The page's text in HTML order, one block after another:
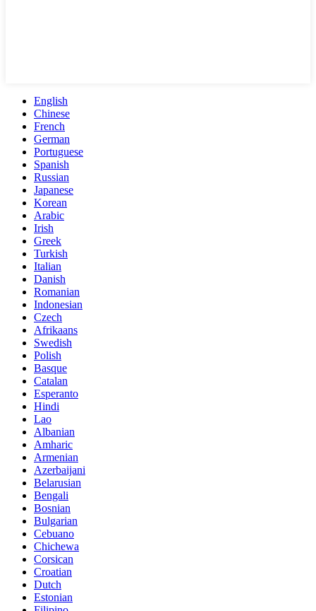
English
Chinese
French
German
Portuguese
Spanish
Russian
Japanese
Korean
Arabic
Irish
Greek
Turkish
Italian
Danish
Romanian
Indonesian
Czech
Afrikaans
Swedish
Polish
Basque
Catalan
Esperanto
Hindi
Lao
Albanian
Amharic
Armenian
Azerbaijani
Belarusian
Bengali
Bosnian
Bulgarian
Cebuano
Chichewa
Corsican
Croatian
Dutch
Estonian